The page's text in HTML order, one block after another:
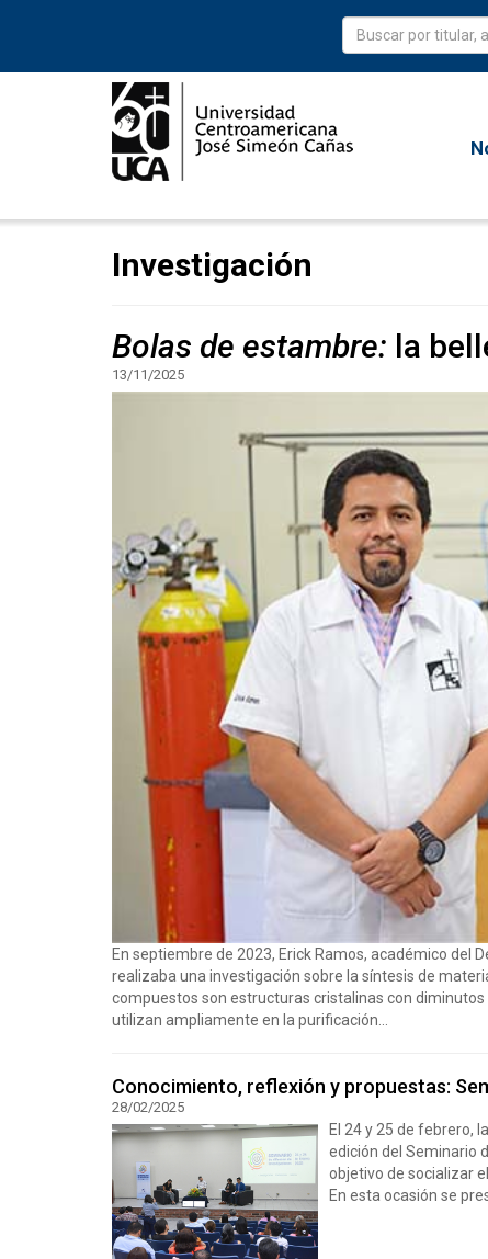
Investigación
Bolas de estambre: la
13/11/2025
En septiembre de 2023, Erick Ramos, académico del
realizaba una investigación sobre la síntesis de
compuestos son estructuras cristalinas con
utilizan ampliamente en la purificación...
Conocimiento, reflexión y propuestas:
28/02/2025
El 24 y 25 de febrero,
edición del Seminario
objetivo de socializar
En esta ocasión se